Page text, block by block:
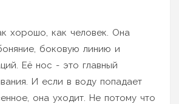
хорошо, как человек. Она
боковую линию и
Её нос - это главный
И если в воду попадает
она уходит. Не потому что